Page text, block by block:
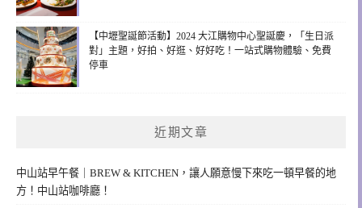
【中壢聖誕節活動】2024 大江購物中心聖誕慶，「生日派
對」主題，好拍、好逛、好好吃！一站式購物體驗、免費
停車
近期文章
中山站早午餐｜BREW & KITCHEN，讓人願意慢下來吃一頓早餐的地
方！中山站咖啡廳！